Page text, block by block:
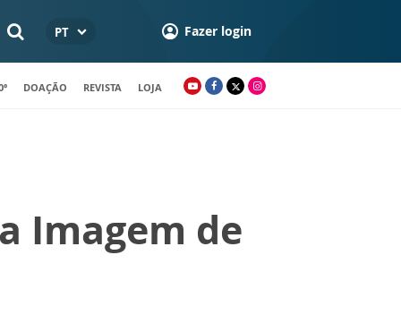
PT Fazer login
DOAÇÃO REVISTA LOJA
Imagem de